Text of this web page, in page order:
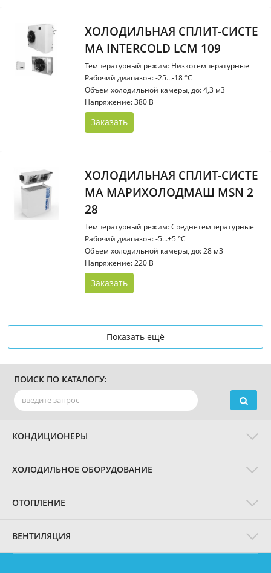
ХОЛОДИЛЬНАЯ СПЛИТ-СИСТЕ
МА INTERCOLD LCM 109
Температурный режим: Низкотемпературные
Рабочий диапазон: -25...-18 °С
Объём холодильной камеры, до: 4,3 м3
Напряжение: 380 В
Заказать
ХОЛОДИЛЬНАЯ СПЛИТ-СИСТЕ
МА МАРИХОЛОДМАШ МSN 2
28
Температурный режим: Среднетемпературные
Рабочий диапазон: -5...+5 °С
Объём холодильной камеры, до: 28 м3
Напряжение: 220 В
Заказать
Показать ещё
ПОИСК ПО КАТАЛОГУ:
КОНДИЦИОНЕРЫ
ХОЛОДИЛЬНОЕ ОБОРУДОВАНИЕ
ОТОПЛЕНИЕ
ВЕНТИЛЯЦИЯ